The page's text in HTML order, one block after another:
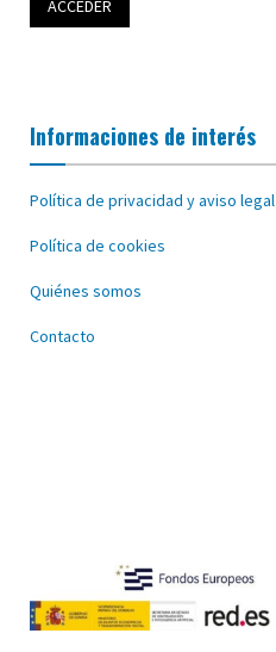
Informaciones de interés
Política de privacidad y aviso legal
Política de cookies
Quiénes somos
Contacto